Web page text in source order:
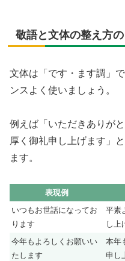
敬語と文体の整え方
文体は「です・ます調」
ンスよく使いましょう。
例えば「いただきありが
厚く御礼申し上げます」
ます。
表現例
いつもお世話になってお
ります
平素
し上
今年もよろしくお願いい
たします
本年
申し